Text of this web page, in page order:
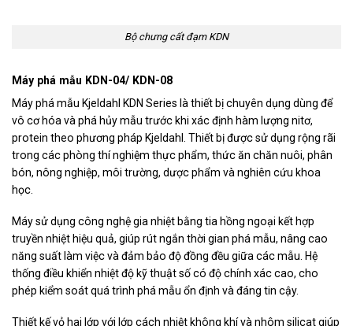
Bộ chưng cất đạm KDN
Máy phá mẫu KDN-04/ KDN-08
Máy phá mẫu Kjeldahl KDN Series là thiết bị chuyên dụng dùng để
vô cơ hóa và phá hủy mẫu trước khi xác định hàm lượng nitơ,
protein theo phương pháp Kjeldahl. Thiết bị được sử dụng rộng rãi
trong các phòng thí nghiệm thực phẩm, thức ăn chăn nuôi, phân
bón, nông nghiệp, môi trường, dược phẩm và nghiên cứu khoa
học.
Máy sử dụng công nghệ gia nhiệt bằng tia hồng ngoại kết hợp
truyền nhiệt hiệu quả, giúp rút ngắn thời gian phá mẫu, nâng cao
năng suất làm việc và đảm bảo độ đồng đều giữa các mẫu. Hệ
thống điều khiển nhiệt độ kỹ thuật số có độ chính xác cao, cho
phép kiểm soát quá trình phá mẫu ổn định và đáng tin cậy.
Thiết kế vỏ hai lớp với lớp cách nhiệt không khí và nhôm silicat giúp